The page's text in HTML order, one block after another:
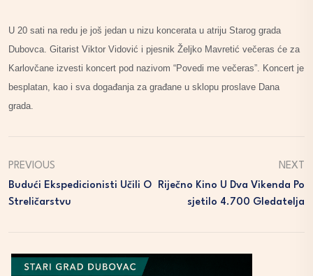
U 20 sati na redu je još jedan u nizu koncerata u atriju Starog grada
Dubovca. Gitarist Viktor Vidović i pjesnik Željko Mavretić večeras će za
Karlovčane izvesti koncert pod nazivom “Povedi me večeras”. Koncert je
besplatan, kao i sva događanja za građane u sklopu proslave Dana
grada.
PREVIOUS
Budući Ekspedicionisti Učili O
Streličarstvu
NEXT
Riječno Kino U Dva Vikenda Po
Sjetilo 4.700 Gledatelja